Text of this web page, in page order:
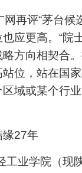
评“茅台候
应更高。“院
方向相契合
位，站在国
域或某个行
27年
业学院（现